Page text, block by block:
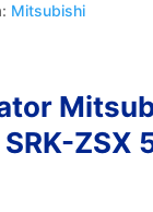
Mitsubishi
ZSX